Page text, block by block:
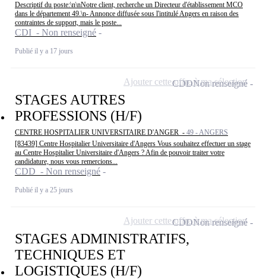
Descriptif du poste:\n\nNotre client, recherche un Directeur d'établissement MCO
dans le département 49.\n- Annonce diffusée sous l'intitulé Angers en raison des
contraintes de support, mais le poste...
CDI - Non renseigné
Publié il y a 17 jours
STAGES AUTRES
PROFESSIONS (H/F)
CENTRE HOSPITALIER UNIVERSITAIRE D'ANGER - 49 - ANGERS
[83439] Centre Hospitalier Universitaire d'Angers Vous souhaitez effectuer un stage
au Centre Hospitalier Universitaire d'Angers ? Afin de pouvoir traiter votre
candidature, nous vous remercions...
CDD - Non renseigné
Publié il y a 25 jours
CDDNon renseigné
Ajouter cette offre à ma sélection
STAGES ADMINISTRATIFS,
TECHNIQUES ET
LOGISTIQUES (H/F)
CDDNon renseigné
Ajouter cette offre à ma sélection